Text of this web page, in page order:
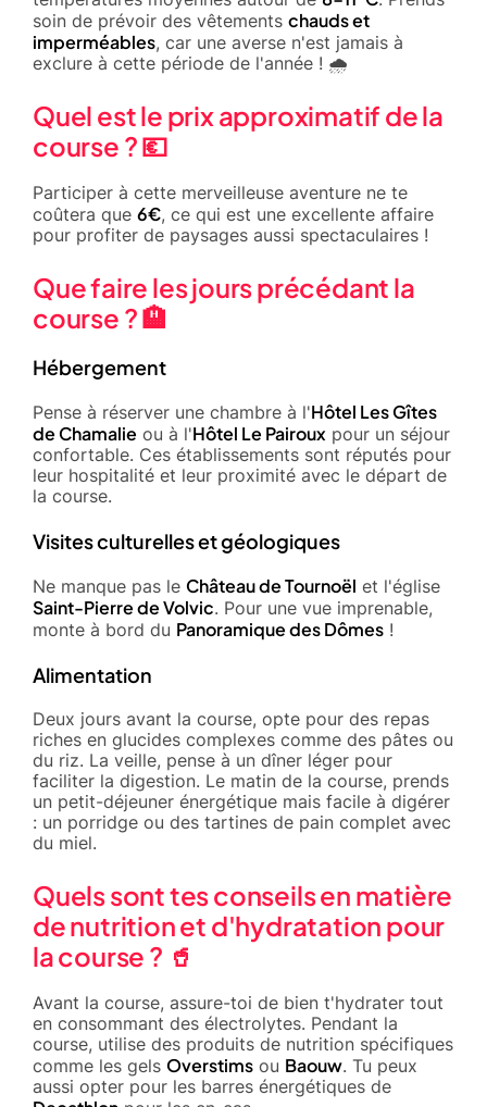
soin de prévoir des vêtements chauds et
imperméables, car une averse n'est jamais à
exclure à cette période de l'année ! 🌧️
Quel est le prix approximatif de la
course ? 💶
Participer à cette merveilleuse aventure ne te
coûtera que 6€, ce qui est une excellente affaire
pour profiter de paysages aussi spectaculaires !
Que faire les jours précédant la
course ? 🏨
Hébergement
Pense à réserver une chambre à l'Hôtel Les Gîtes
de Chamalie ou à l'Hôtel Le Pairoux pour un séjour
confortable. Ces établissements sont réputés pour
leur hospitalité et leur proximité avec le départ de
la course.
Visites culturelles et géologiques
Ne manque pas le Château de Tournoël et l'église
Saint-Pierre de Volvic. Pour une vue imprenable,
monte à bord du Panoramique des Dômes !
Alimentation
Deux jours avant la course, opte pour des repas
riches en glucides complexes comme des pâtes ou
du riz. La veille, pense à un dîner léger pour
faciliter la digestion. Le matin de la course, prends
un petit-déjeuner énergétique mais facile à digérer
: un porridge ou des tartines de pain complet avec
du miel.
Quels sont tes conseils en matière
de nutrition et d'hydratation pour
la course ? 🥤
Avant la course, assure-toi de bien t'hydrater tout
en consommant des électrolytes. Pendant la
course, utilise des produits de nutrition spécifiques
comme les gels Overstims ou Baouw. Tu peux
aussi opter pour les barres énergétiques de